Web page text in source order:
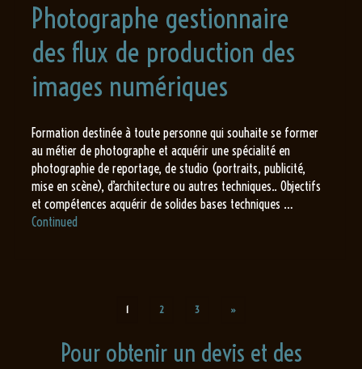
Photographe gestionnaire
des flux de production des
images numériques
Formation destinée à toute personne qui souhaite se former
au métier de photographe et acquérir une spécialité en
photographie de reportage, de studio (portraits, publicité,
mise en scène), d’architecture ou autres techniques.. Objectifs
et compétences acquérir de solides bases techniques …
Continued
1 2 3 »
Pour obtenir un devis et des